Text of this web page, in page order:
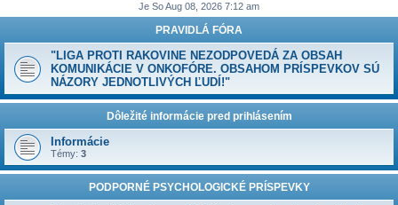
Je So Aug 08, 2026 7:12 am
PRAVIDLÁ FÓRA
"LIGA PROTI RAKOVINE NEZODPOVEDÁ ZA OBSAH
KOMUNIKÁCIE V ONKOFÓRE. OBSAHOM PRÍSPEVKOV SÚ
NÁZORY JEDNOTLIVÝCH ĽUDÍ!"
Dôležité informácie pred prihlásením
Informácie
Témy: 3
PODPORNÉ PSYCHOLOGICKÉ PRÍSPEVKY